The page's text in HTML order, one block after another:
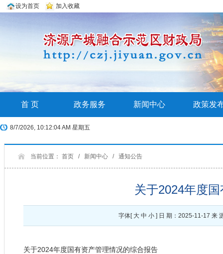
设为首页 加入收藏
首 页 政务服务 新闻中心 政策发
8/7/2026, 10:12:05 AM 星期五
当前位置： 首页 / 新闻中心 / 通知公告
关于2024年度
字体[ 大 中 小] 日 期：2025-11-17 来
关于2024年度国有资产管理情况的综合报告